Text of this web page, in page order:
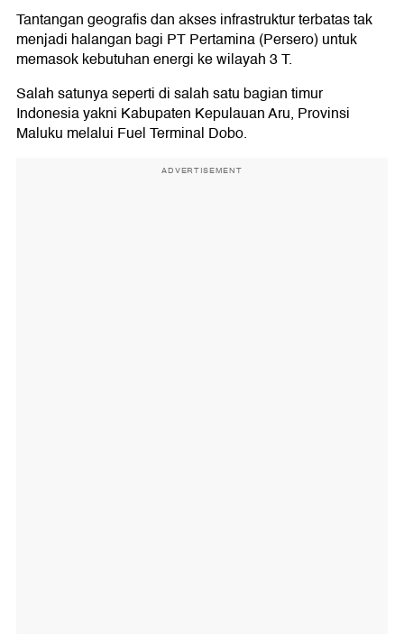
Tantangan geografis dan akses infrastruktur terbatas tak
menjadi halangan bagi PT Pertamina (Persero) untuk
memasok kebutuhan energi ke wilayah 3 T.
Salah satunya seperti di salah satu bagian timur
Indonesia yakni Kabupaten Kepulauan Aru, Provinsi
Maluku melalui Fuel Terminal Dobo.
ADVERTISEMENT